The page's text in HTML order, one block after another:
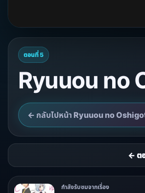
ตอนที่ 5
Ryuuou no
← กลับไปหน้า Ryuuou no
← ต
กำลังรับชมจากเรื่อง